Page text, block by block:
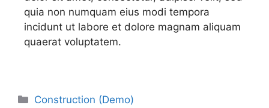
quia non numquam eius modi tempora
incidunt ut labore et dolore magnam aliquam
quaerat voluptatem.
Construction (Demo)